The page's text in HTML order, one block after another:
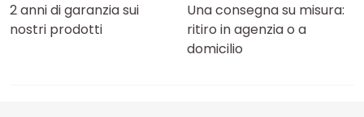
2 anni di garanzia sui
nostri prodotti
Una consegna su misura:
ritiro in agenzia o a
domicilio